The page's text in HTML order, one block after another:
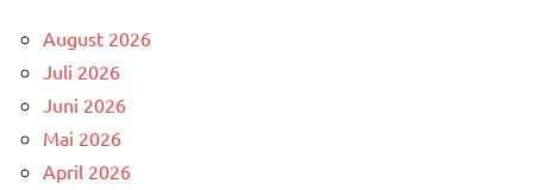
August 2026
Juli 2026
Juni 2026
Mai 2026
April 2026